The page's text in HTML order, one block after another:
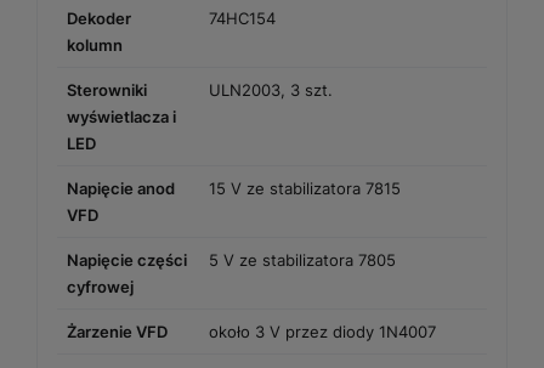
Dekoder
kolumn
74HC154
Sterowniki
wyświetlacza i
LED
ULN2003, 3 szt.
Napięcie anod
VFD
15 V ze stabilizatora 7815
Napięcie części
cyfrowej
5 V ze stabilizatora 7805
Żarzenie VFD około 3 V przez diody 1N4007